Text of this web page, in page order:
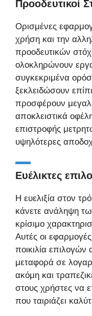
Προοδευτικοί
Ορισμένες
χρήση και την
προοδευτικών
ολοκληρώνουν
συγκεκριμένα
ξεκλειδώσουν
προσφέρουν
αποκλειστικά
επιστροφής
υψηλότερες
Ευέλικτες
Η ευελιξία στον
κάνετε ανάληψη
κρίσιμο
Αυτές οι
ποικιλία
μεταφορά σε
ακόμη και
στους χρήστες να
που ταιριάζει